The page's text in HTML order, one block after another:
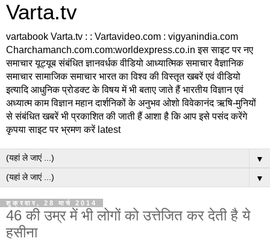
Varta.tv
vartabook Varta.tv : : Vartavideo.com : vigyanindia.com
Charchamanch.com.com:worldexpress.co.in इस साइट पर नए
समाचार यूट्यूब संबंधित ज्ञानवर्धक वीडियो आध्यात्मिक समाचार वैज्ञानिक
समाचार सामाजिक समाचार भारत का विश्व की विस्तृत खबरें एवं वीडियो
इत्यादि आधुनिक प्रोडक्ट के विषय में भी बताए जाते हैं भारतीय विज्ञान एवं
अध्यात्म काम विज्ञान महान दार्शनिकों के अनुभव ओशो विवेकानंद ऋषि-मुनियों
से संबंधित खबरें भी प्रकाशित की जाती हैं आशा है कि आप इसे पसंद करेंगे
कृपया साइट पर भ्रमण करें latest
▼
▼
शुक्रवार, 28 मार्च 2014
46 की उम्र में भी लोगों को उत्तेजित कर देती है ये
हसीना